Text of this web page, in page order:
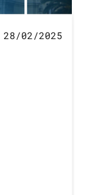
28/02/2025